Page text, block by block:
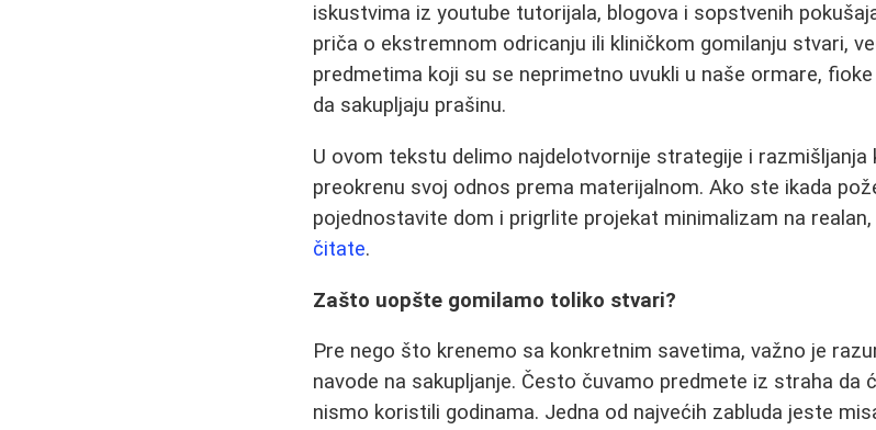
iskustvima iz youtube tutorijala, blogova i sopstvenih
priča o ekstremnom odricanju ili kliničkom gomilanju stvari,
predmetima koji su se neprimetno uvukli u naše ormare,
da sakupljaju prašinu.
U ovom tekstu delimo najdelotvornije strategije i razmišljanja
preokrenu svoj odnos prema materijalnom. Ako ste ikada
pojednostavite dom i prigrlite projekat minimalizam na
čitate.
Zašto uopšte gomilamo toliko stvari?
Pre nego što krenemo sa konkretnim savetima, važno je
navode na sakupljanje. Često čuvamo predmete iz straha da
nismo koristili godinama. Jedna od najvećih zabluda jeste